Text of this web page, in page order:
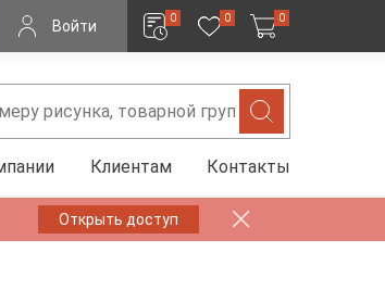
Войти 0 0 0
Клиентам Контакты
Открыть доступ